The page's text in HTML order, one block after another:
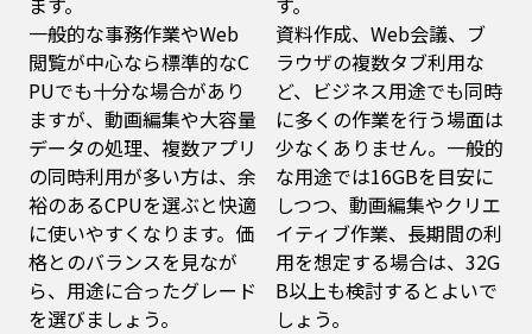
一般的な事務作業やWeb
閲覧が中心なら標準的なC
PUでも十分な場合があり
ますが、動画編集や大容量
データの処理、複数アプリ
の同時利用が多い方は、余
裕のあるCPUを選ぶと快適
に使いやすくなります。価
格とのバランスを見なが
ら、用途に合ったグレード
を選びましょう。
資料作成、Web会議、ブ
ラウザの複数タブ利用な
ど、ビジネス用途でも同時
に多くの作業を行う場面は
少なくありません。一般的
な用途では16GBを目安に
しつつ、動画編集やクリエ
イティブ作業、長期間の利
用を想定する場合は、32G
B以上も検討するとよいで
しょう。